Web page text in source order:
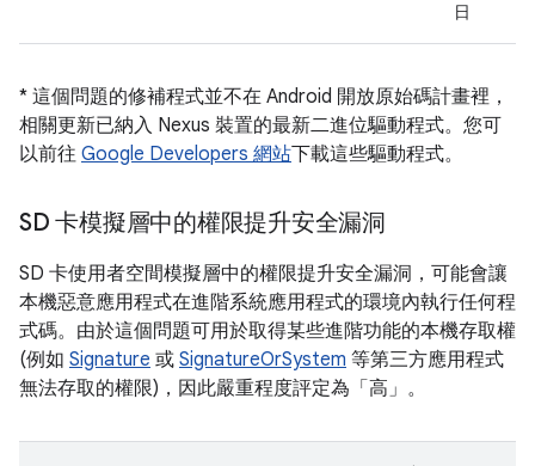
日
* 這個問題的修補程式並不在 Android 開放原始碼計畫裡，
相關更新已納入 Nexus 裝置的最新二進位驅動程式。您可
以前往 Google Developers 網站下載這些驅動程式。
SD 卡模擬層中的權限提升安全漏洞
SD 卡使用者空間模擬層中的權限提升安全漏洞，可能會讓
本機惡意應用程式在進階系統應用程式的環境內執行任何程
式碼。由於這個問題可用於取得某些進階功能的本機存取權
(例如 Signature 或 SignatureOrSystem 等第三方應用程式
無法存取的權限)，因此嚴重程度評定為「高」。